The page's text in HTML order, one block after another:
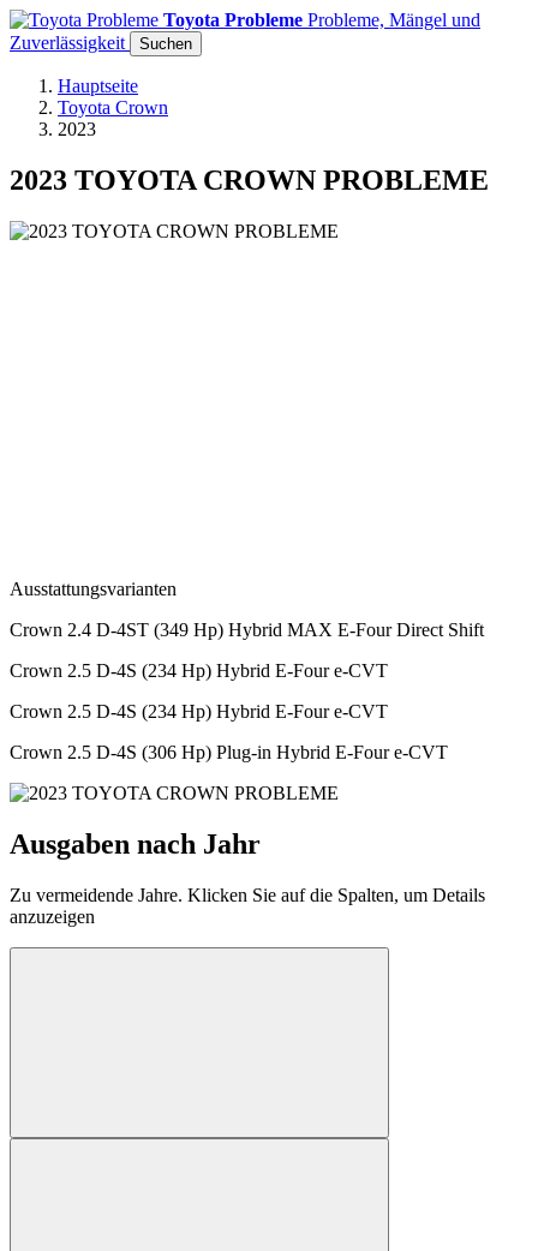
Toyota Probleme Probleme, Mängel und
Zuverlässigkeit
Suchen
Hauptseite
Toyota Crown
2023
2023 TOYOTA CROWN PROBLEME
Ausstattungsvarianten
Crown 2.4 D-4ST (349 Hp) Hybrid MAX E-Four Direct Shift
Crown 2.5 D-4S (234 Hp) Hybrid E-Four e-CVT
Crown 2.5 D-4S (234 Hp) Hybrid E-Four e-CVT
Crown 2.5 D-4S (306 Hp) Plug-in Hybrid E-Four e-CVT
Ausgaben nach Jahr
Zu vermeidende Jahre. Klicken Sie auf die Spalten, um Details
anzuzeigen